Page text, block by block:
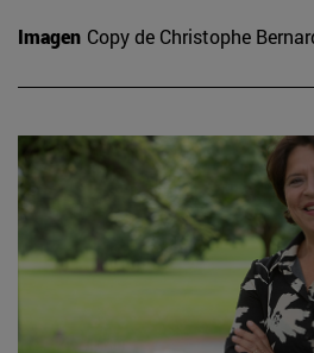
Imagen Copy de Christophe